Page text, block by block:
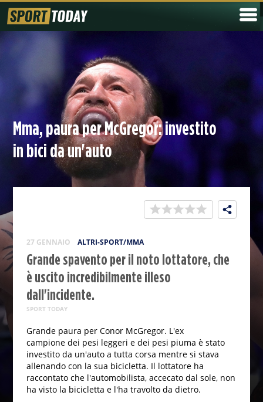
Mma, paura per McGregor: investito
in bici da un'auto
27 GENNAIO ALTRI-SPORT/MMA
Grande spavento per il noto lottatore, che
è uscito incredibilmente illeso
dall'incidente.
SPORT TODAY
Grande paura per Conor McGregor. L'ex
campione dei pesi leggeri e dei pesi piuma è stato
investito da un'auto a tutta corsa mentre si stava
allenando con la sua bicicletta. Il lottatore ha
raccontato che l'automobilista, accecato dal sole, non
ha visto la bicicletta e l'ha travolto da dietro.